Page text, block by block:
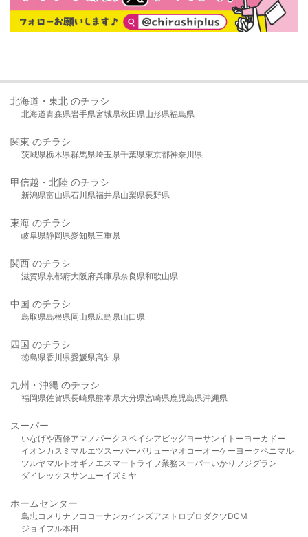
北海道・東北 のチラシ
北海道青森県岩手県宮城県秋田県山形県福島県
関東 のチラシ
茨城県栃木県群馬県埼玉県千葉県東京都神奈川県
甲信越・北陸 のチラシ
新潟県富山県石川県福井県山梨県長野県
東海 のチラシ
岐阜県静岡県愛知県三重県
関西 のチラシ
滋賀県京都府大阪府兵庫県奈良県和歌山県
中国 のチラシ
鳥取県島根県岡山県広島県山口県
四国 のチラシ
徳島県香川県愛媛県高知県
九州・沖縄 のチラシ
福岡県佐賀県長崎県熊本県大分県宮崎県鹿児島県沖縄県
スーパー
いなげや西條アマノパークスベイシア ビッグヨーサンイトーヨーカドー
イオンカスミ マルエツスーパーバリューヤオコーオーケー ヨークベニマル
ツルヤマルト オギノ エスマート ライフ業務スーパーいかり フジグラン
ダイレックスサンエーイズミヤ
ホームセンター
島忠 コメリ ナフコ コーナンカインズアストロプロダクツDCM
ジョイフル本田